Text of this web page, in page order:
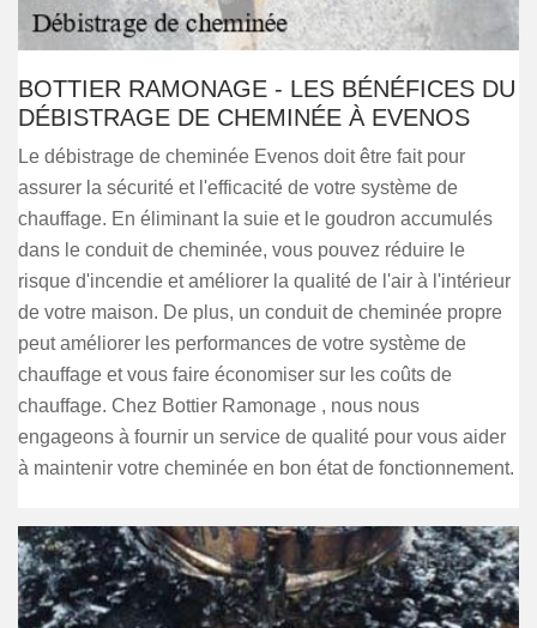
BOTTIER RAMONAGE - LES BÉNÉFICES DU
DÉBISTRAGE DE CHEMINÉE À EVENOS
Le débistrage de cheminée Evenos doit être fait pour
assurer la sécurité et l'efficacité de votre système de
chauffage. En éliminant la suie et le goudron accumulés
dans le conduit de cheminée, vous pouvez réduire le
risque d'incendie et améliorer la qualité de l'air à l'intérieur
de votre maison. De plus, un conduit de cheminée propre
peut améliorer les performances de votre système de
chauffage et vous faire économiser sur les coûts de
chauffage. Chez Bottier Ramonage , nous nous
engageons à fournir un service de qualité pour vous aider
à maintenir votre cheminée en bon état de fonctionnement.